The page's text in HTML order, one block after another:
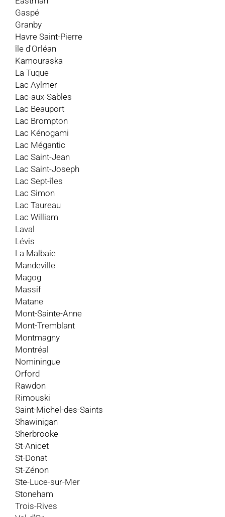
Gaspé
Granby
Havre Saint-Pierre
île d'Orléan
Kamouraska
La Tuque
Lac Aylmer
Lac-aux-Sables
Lac Beauport
Lac Brompton
Lac Kénogami
Lac Mégantic
Lac Saint-Jean
Lac Saint-Joseph
Lac Sept-îles
Lac Simon
Lac Taureau
Lac William
Laval
Lévis
La Malbaie
Mandeville
Magog
Massif
Matane
Mont-Sainte-Anne
Mont-Tremblant
Montmagny
Montréal
Nominingue
Orford
Rawdon
Rimouski
Saint-Michel-des-Saints
Shawinigan
Sherbrooke
St-Anicet
St-Donat
St-Zénon
Ste-Luce-sur-Mer
Stoneham
Trois-Rives